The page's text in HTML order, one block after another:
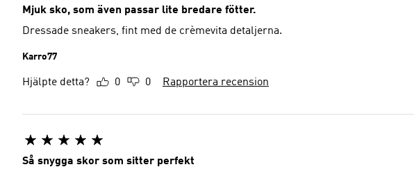
Mjuk sko, som även passar lite bredare fötter.
Dressade sneakers, fint med de crèmevita detaljerna.
Karro77
Hjälpte detta? 0 0 Rapportera recension
Så snygga skor som sitter perfekt